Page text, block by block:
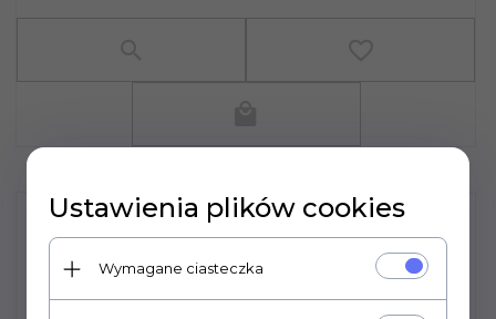
Ustawienia plików cookies
Wymagane ciasteczka